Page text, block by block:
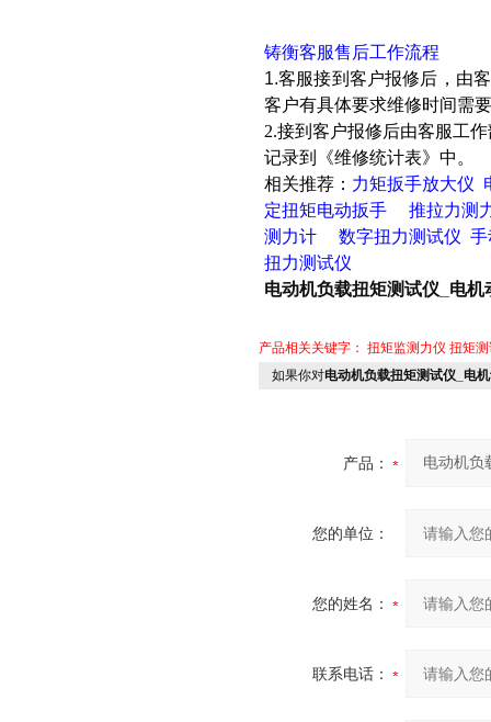
铸衡客服售后工作流程
1.客服接到客户报修后，由
客户有具体要求维修时间需
2.接到客户报修后由客服工
记录到《维修统计表》中。
相关推荐： 力矩扳手放大仪
定扭矩电动扳手
推拉力测
测力计
数字扭力测试仪 手
扭力测试仪
电动机负载扭矩测试仪_电机
产品相关关键字： 扭矩监测力仪 扭矩
如果你对电动机负载扭矩测试仪_电
产品：
您的单位：
您的姓名：
联系电话：